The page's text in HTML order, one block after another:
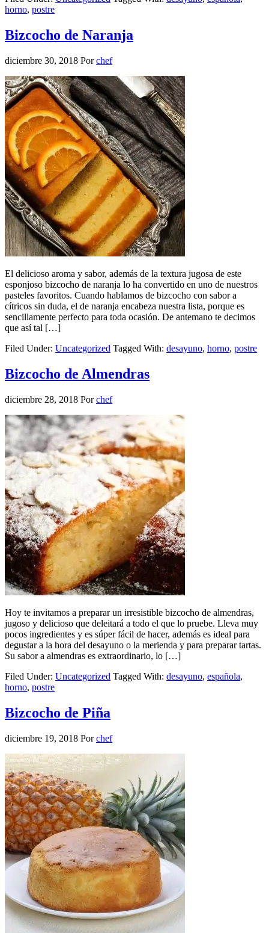
horno, postre
Bizcocho de Naranja
diciembre 30, 2018 Porchef
El delicioso aroma y sabor, además de la textura jugosa de este
esponjoso bizcocho de naranja lo ha convertido en uno de nuestros
pasteles favoritos. Cuando hablamos de bizcocho con sabor a
cítricos sin duda, el de naranja encabeza nuestra lista, porque es
sencillamente perfecto para toda ocasión. De antemano te decimos
que así tal […]
Filed Under: Uncategorized Tagged With: desayuno, horno, postre
Bizcocho de Almendras
diciembre 28, 2018 Porchef
Hoy te invitamos a preparar un irresistible bizcocho de almendras,
jugoso y delicioso que deleitará a todo el que lo pruebe. Lleva muy
pocos ingredientes y es súper fácil de hacer, además es ideal para
degustar a la hora del desayuno o la merienda y para preparar tartas.
Su sabor a almendras es extraordinario, lo […]
Filed Under: Uncategorized Tagged With: desayuno, española,
horno, postre
Bizcocho de Piña
diciembre 19, 2018 Porchef